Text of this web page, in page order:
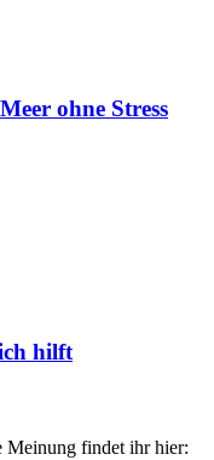
ohne Stress
hilft
Meinung findet ihr hier: